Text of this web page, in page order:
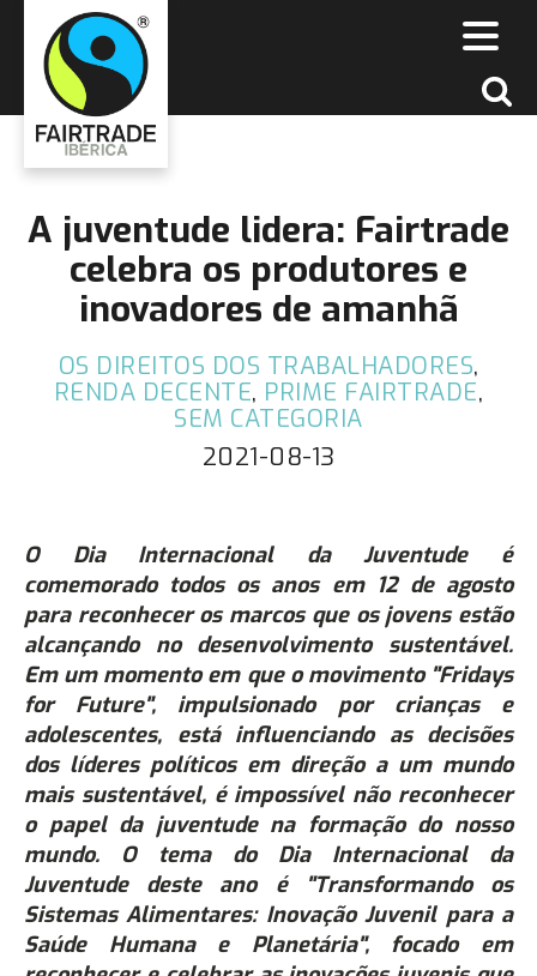
​A juventude lidera: Fairtrade
celebra os produtores e
inovadores de amanhã
OS DIREITOS DOS TRABALHADORES,
RENDA DECENTE, PRIME FAIRTRADE,
SEM CATEGORIA
2021-08-13
O Dia Internacional da Juventude é
comemorado todos os anos em 12 de agosto
para reconhecer os marcos que os jovens estão
alcançando no desenvolvimento sustentável.
Em um momento em que o movimento "Fridays
for Future", impulsionado por crianças e
adolescentes, está influenciando as decisões
dos líderes políticos em direção a um mundo
mais sustentável, é impossível não reconhecer
o papel da juventude na formação do nosso
mundo. O tema do Dia Internacional da
Juventude deste ano é "Transformando os
Sistemas Alimentares: Inovação Juvenil para a
Saúde Humana e Planetária", focado em